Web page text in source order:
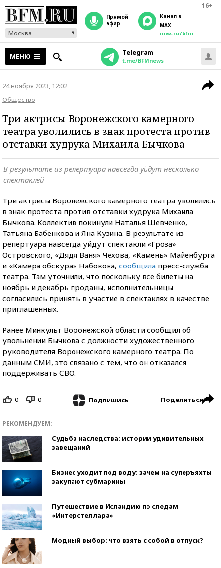
16+
Москва
прямой
эфир
Канал в
MAX
max.ru/bfm
МЕНЮ Telegram
t.me/BFMnews
24 ноября 2023, 12:02
Общество
Три актрисы Воронежского камерного
театра уволились в знак протеста против
отставки худрука Михаила Бычкова
В результате из репертуара навсегда уйдут несколько
спектаклей
Три актрисы Воронежского камерного театра уволились
в знак протеста против отставки худрука Михаила
Бычкова. Коллектив покинули Наталья Шевченко,
Татьяна Бабенкова и Яна Кузина. В результате из
репертуара навсегда уйдут спектакли «Гроза»
Островского, «Дядя Ваня» Чехова, «Камень» Майенбурга
и «Камера обскура» Набокова, сообщила пресс-служба
театра. Там уточнили, что поскольку все билеты на
ноябрь и декабрь проданы, исполнительницы
согласились принять в участие в спектаклях в качестве
приглашенных.
Ранее Минкульт Воронежской области сообщил об
увольнении Бычкова с должности художественного
руководителя Воронежского камерного театра. По
данным СМИ, это связано с тем, что он отказался
поддерживать СВО.
0 0 Подпишись Поделиться
РЕКОМЕНДУЕМ:
Судьба наследства: истории удивительных
завещаний
Бизнес уходит под воду: зачем на суперъяхты
закупают субмарины
Путешествие в Исландию по следам
«Интерстеллара»
Модный выбор: что взять с собой в отпуск?